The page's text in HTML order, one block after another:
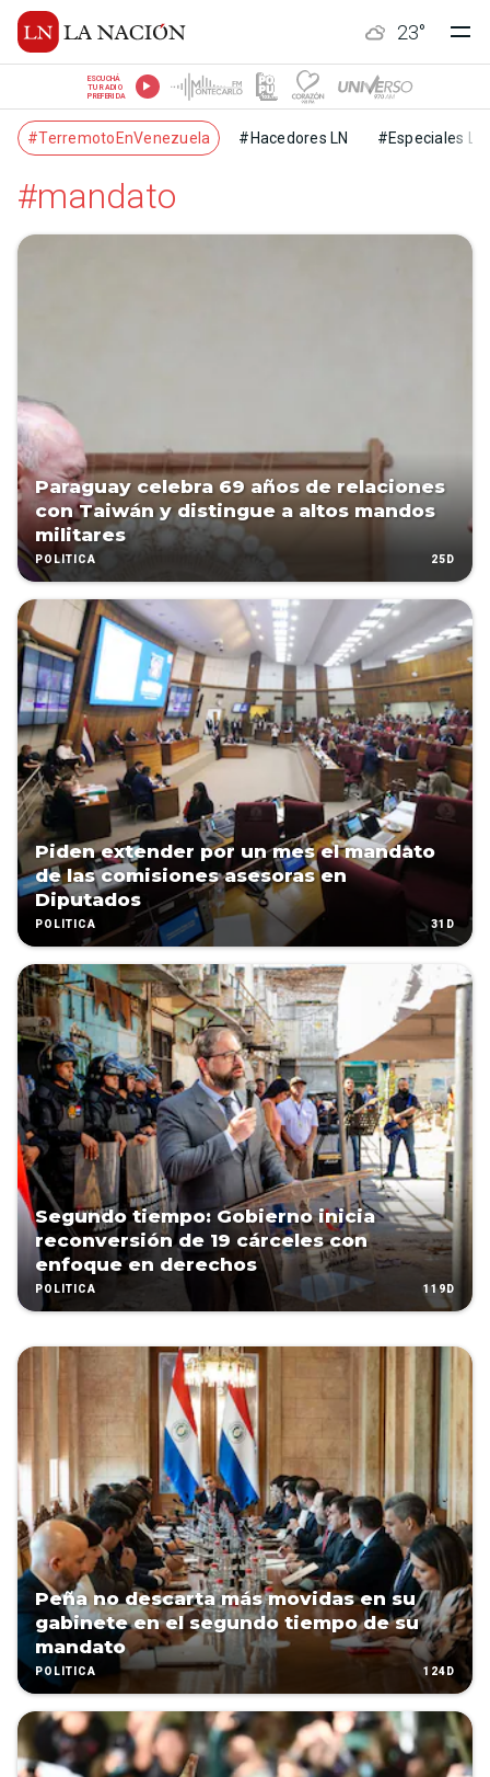
23°
ESCUCHÁ
TU RADIO
PREFERIDA
#TerremotoEnVenezuela #Hacedores LN #Especiales LN
#mandato
Paraguay celebra 69 años de relaciones
con Taiwán y distingue a altos mandos
militares
POLÍTICA 25D
Piden extender por un mes el mandato
de las comisiones asesoras en
Diputados
POLÍTICA 31D
Segundo tiempo: Gobierno inicia
reconversión de 19 cárceles con
enfoque en derechos
POLÍTICA 119D
Peña no descarta más movidas en su
gabinete en el segundo tiempo de su
mandato
POLÍTICA 124D